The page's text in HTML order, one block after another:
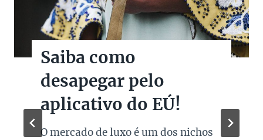
Saiba como
desapegar pelo
aplicativo do EÚ!
O mercado de luxo é um dos nichos